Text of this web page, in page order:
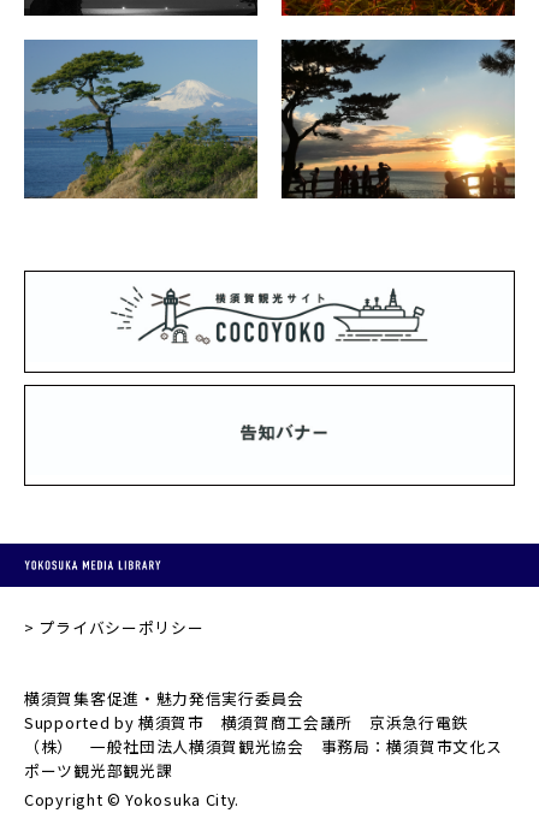
プライバシーポリシー
横須賀集客促進・魅力発信実行委員会
Supported by 横須賀市 横須賀商工会議所 京浜急行電鉄
（株） 一般社団法人横須賀観光協会 事務局：横須賀市文化ス
ポーツ観光部観光課
Copyright © Yokosuka City.